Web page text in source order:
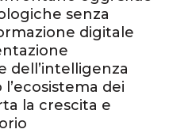
senza
digitale
dell’intelligenza
dei
la crescita e